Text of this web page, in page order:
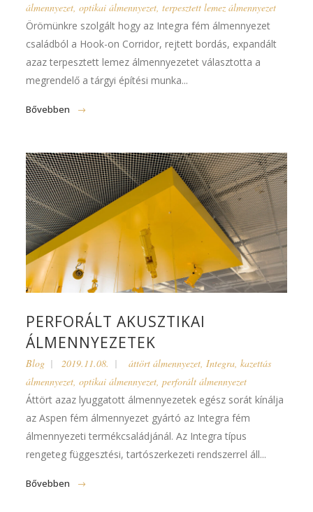
álmennyezet,optikai álmennyezet,terpesztett lemez álmennyezet
Örömünkre szolgált hogy az Integra fém álmennyezet
családból a Hook-on Corridor, rejtett bordás, expandált
azaz terpesztett lemez álmennyezetet választotta a
megrendelő a tárgyi építési munka...
Bővebben
PERFORÁLT AKUSZTIKAI
ÁLMENNYEZETEK
Blog 2019.11.08. áttört álmennyezet,Integra,kazettás
álmennyezet,optikai álmennyezet,perforált álmennyezet
Áttört azaz lyuggatott álmennyezetek egész sorát kínálja
az Aspen fém álmennyezet gyártó az Integra fém
álmennyezeti termékcsaládjánál. Az Integra típus
rengeteg függesztési, tartószerkezeti rendszerrel áll...
Bővebben